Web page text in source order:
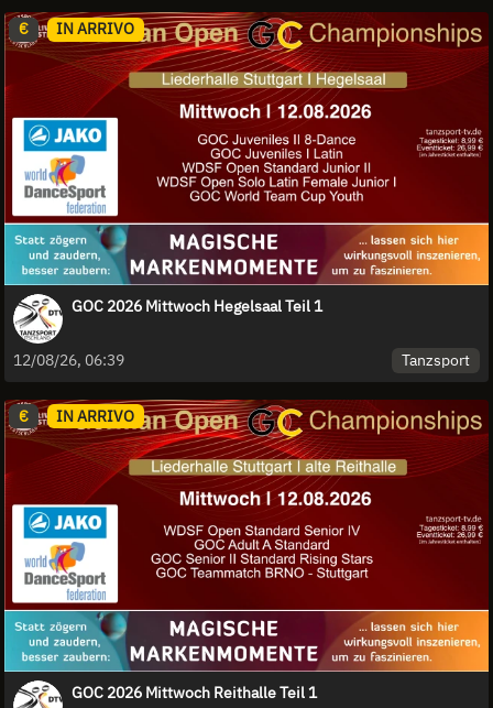
€ IN ARRIVO
GOC 2026 Mittwoch Hegelsaal Teil 1
12/08/26, 06:39 Tanzsport
€ IN ARRIVO
GOC 2026 Mittwoch Reithalle Teil 1